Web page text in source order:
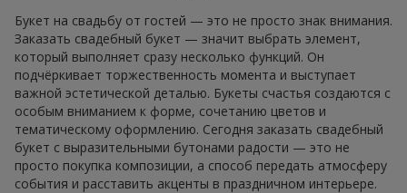
Букет на свадьбу от гостей — это не просто знак внимания.
Заказать свадебный букет — значит выбрать элемент,
который выполняет сразу несколько функций. Он
подчёркивает торжественность момента и выступает
важной эстетической деталью. Букеты счастья создаются с
особым вниманием к форме, сочетанию цветов и
тематическому оформлению. Сегодня заказать свадебный
букет с выразительными бутонами радости — это не
просто покупка композиции, а способ передать атмосферу
события и расставить акценты в праздничном интерьере.